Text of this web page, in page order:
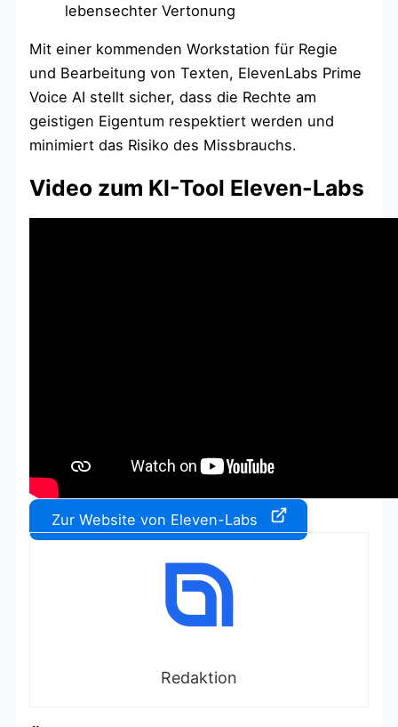
lebensechter Vertonung
Mit einer kommenden Workstation für Regie
und Bearbeitung von Texten, ElevenLabs Prime
Voice AI stellt sicher, dass die Rechte am
geistigen Eigentum respektiert werden und
minimiert das Risiko des Missbrauchs.
Video zum KI-Tool Eleven-Labs
Zur Website von Eleven-Labs
Redaktion